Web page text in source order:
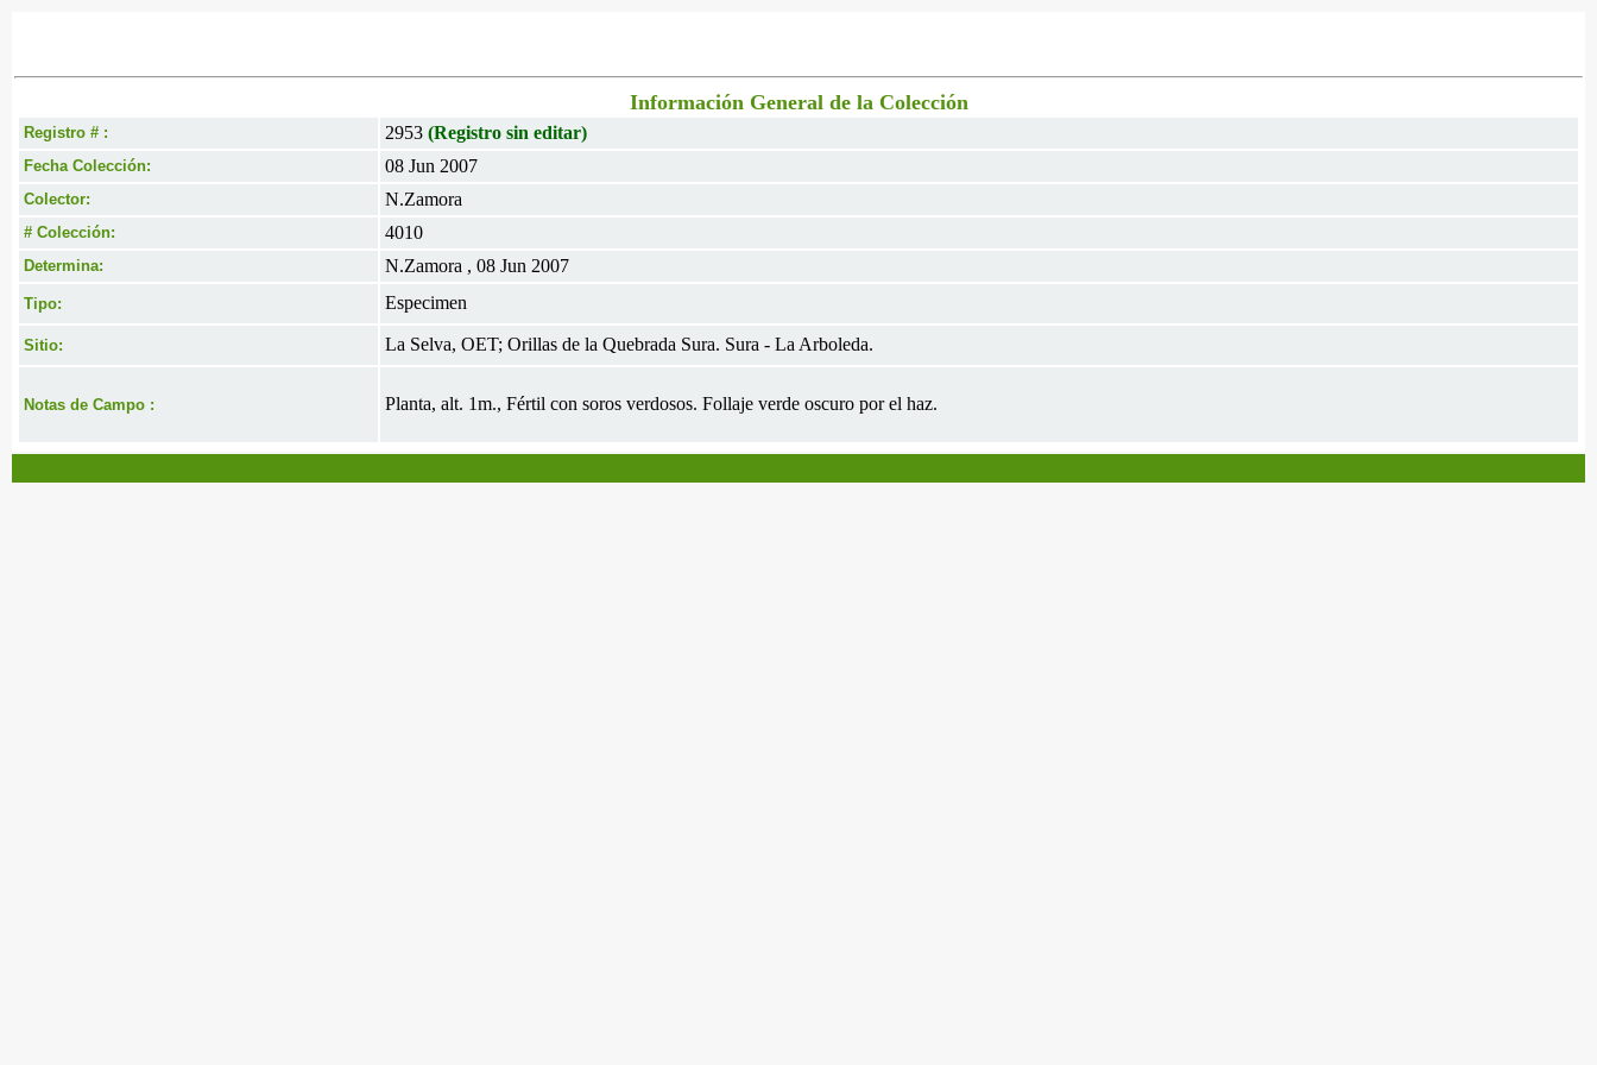
Información General de la Colección
Registro # : 2953 (Registro sin editar)
Fecha Colección: 08 Jun 2007
Colector: N.Zamora
# Colección: 4010
Determina: N.Zamora , 08 Jun 2007
Tipo: Especimen
Sitio: La Selva, OET; Orillas de la Quebrada Sura. Sura - La Arboleda.
Notas de Campo : Planta, alt. 1m., Fértil con soros verdosos. Follaje verde oscuro por el haz.